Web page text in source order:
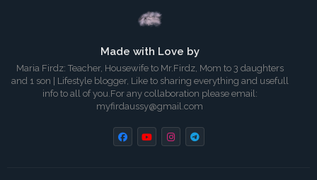
Made with Love by
Maria Firdz: Teacher, Housewife to Mr.Firdz, Mom to 3 daughters
and 1 son | Lifestyle blogger, Like to sharing everything and usefull
info to all of you.For any collaboration please email:
myfirdaussy@gmail.com